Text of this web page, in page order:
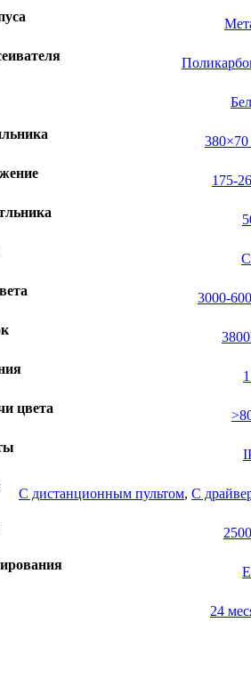
175-
3000-
цвета
С дистанционным пультом, С
24